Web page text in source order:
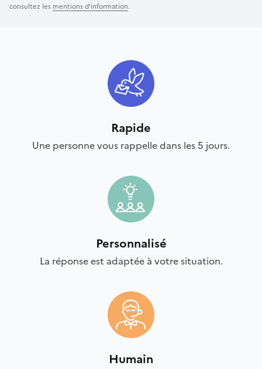
consultez les mentions d'information.
Rapide
Une personne vous rappelle dans les 5 jours.
Personnalisé
La réponse est adaptée à votre situation.
Humain